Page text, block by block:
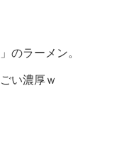
のラーメン。
い濃厚ｗ